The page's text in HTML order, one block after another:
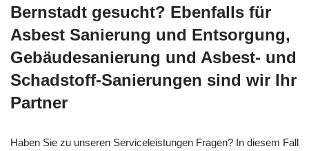
Bernstadt gesucht? Ebenfalls für
Asbest Sanierung und Entsorgung,
Gebäudesanierung und Asbest- und
Schadstoff-Sanierungen sind wir Ihr
Partner
Haben Sie zu unseren Serviceleistungen Fragen? In diesem Fall